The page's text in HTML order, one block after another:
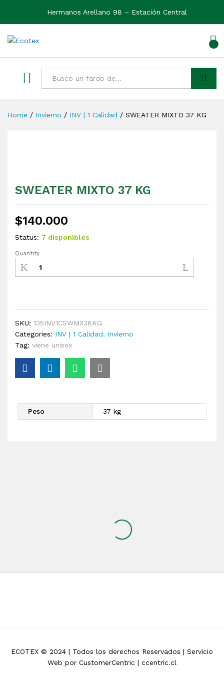
Hermanos Arellano 98 – Estación Central
Buscar
Home / Invierno / INV | 1 Calidad / SWEATER MIXTO 37 KG
SWEATER MIXTO 37 KG
$140.000
Status: 7 disponibles
Quantity
SKU: 135INV1CSWMX38KG
Categories: INV | 1 Calidad, Invierno
Tag: viene unisex
Peso 37 kg
ECOTEX © 2024 | Todos los derechos Reservados | Servicio
Web por CustomerCentric | ccentric.cl